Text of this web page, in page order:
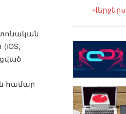
համար
Վերջերս